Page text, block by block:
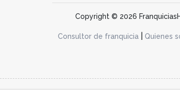
Copyright © 2026
Consultor de franquicia| Quienes